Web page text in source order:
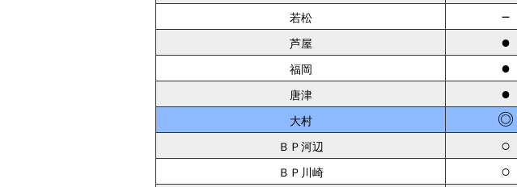
若松 －
芦屋 ●
福岡 ●
唐津 ●
大村 ◎
ＢＰ河辺 ○
ＢＰ川崎 ○